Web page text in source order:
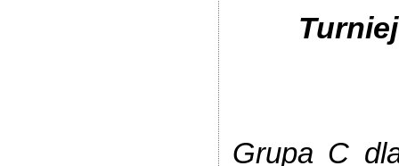
Grupa C